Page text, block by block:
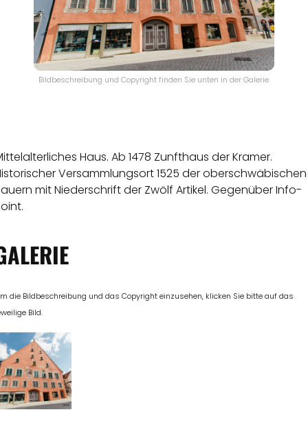
Bildbeschreibung und Copyright finden Sie unten in der Galerie.
Haus. Ab 1478 Zunfthaus der Kramer.
Versammlungsort 1525 der oberschwäbischen
mit Niederschrift der Zwölf Artikel. Gegenüber Info-
die Bildbeschreibung und das Copyright einzusehen, klicken Sie bitte auf das
Bild.